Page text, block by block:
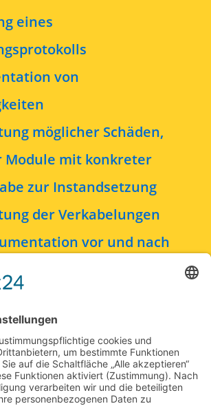
eines
von
möglicher Schäden,
Module mit konkreter
zur Instandsetzung
der Verkabelungen
vor und nach